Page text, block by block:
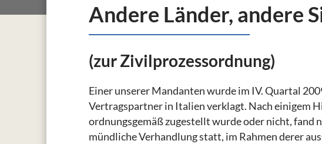
Andere Länder, andere
(zur Zivilprozessordnung)
Einer unserer Mandanten wurde im IV. Quartal
Vertragspartner in Italien verklagt. Nach einigem
ordnungsgemäß zugestellt wurde oder nicht, fand
mündliche Verhandlung statt, im Rahmen derer